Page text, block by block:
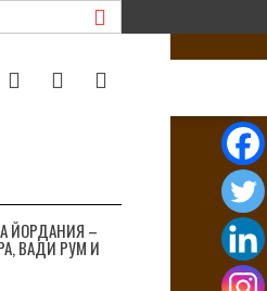
ЙОРДАНИЯ –
ВАДИ РУМ И